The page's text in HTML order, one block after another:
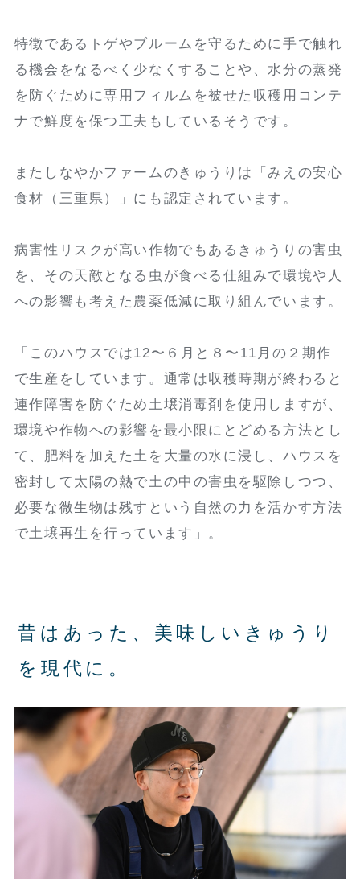
特徴であるトゲやブルームを守るために手で触れ
る機会をなるべく少なくすることや、水分の蒸発
を防ぐために専用フィルムを被せた収穫用コンテ
ナで鮮度を保つ工夫もしているそうです。
またしなやかファームのきゅうりは「みえの安心
食材（三重県）」にも認定されています。
病害性リスクが高い作物でもあるきゅうりの害虫
を、その天敵となる虫が食べる仕組みで環境や人
への影響も考えた農薬低減に取り組んでいます。
「このハウスでは12〜６月と８〜11月の２期作
で生産をしています。通常は収穫時期が終わると
連作障害を防ぐため土壌消毒剤を使用しますが、
環境や作物への影響を最小限にとどめる方法とし
て、肥料を加えた土を大量の水に浸し、ハウスを
密封して太陽の熱で土の中の害虫を駆除しつつ、
必要な微生物は残すという自然の力を活かす方法
で土壌再生を行っています」。
昔はあった、美味しいきゅうり
を現代に。